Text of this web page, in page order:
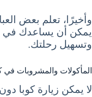
وأخيرًا، تعلم بعض
يمكن أن يساعدك في
وتسهيل رحلتك.
المأكولات والمشروبات في
لا يمكن زيارة كوبا